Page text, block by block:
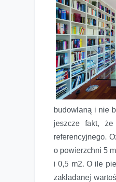
budowlaną i nie
jeszcze fakt,
referencyjnego.
o powierzchni 5
i 0,5 m2. O ile
zakładanej